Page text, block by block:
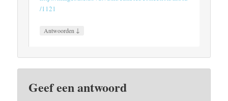
/1121
Antwoorden ↓
Geef een antwoord